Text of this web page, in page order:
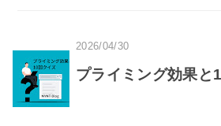
2026/04/30
プライミング効果と